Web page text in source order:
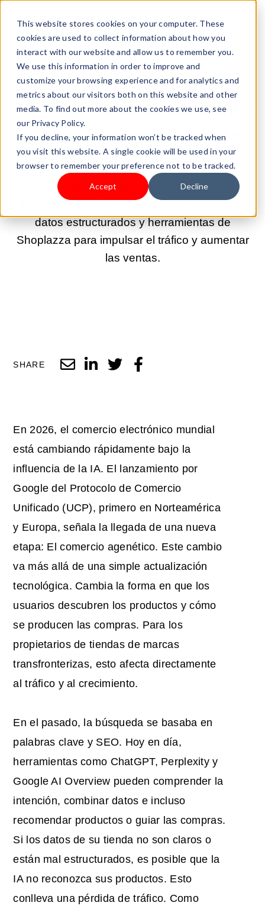
This website stores cookies on your computer. These
cookies are used to collect information about how you
interact with our website and allow us to remember you.
We use this information in order to improve and
customize your browsing experience and for analytics and
metrics about our visitors both on this website and other
media. To find out more about the cookies we use, see
our Privacy Policy.
If you decline, your information won’t be tracked when
you visit this website. A single cookie will be used in your
browser to remember your preference not to be tracked.
Accept Decline
20-MAR-2026 9:00:02 |CONSEGUIR MÁS TRÁFICO
Agentic Commerce: Cómo
tu tienda capta el tráfico
de búsquedas con IA
Aprenda a optimizar su tienda para la
datos estructurados y herramientas de
Shoplazza para impulsar el tráfico y aumentar
las ventas.
SHARE
En 2026, el comercio electrónico mundial
está cambiando rápidamente bajo la
influencia de la IA. El lanzamiento por
Google del Protocolo de Comercio
Unificado (UCP), primero en Norteamérica
y Europa, señala la llegada de una nueva
etapa: El comercio agenético. Este cambio
va más allá de una simple actualización
tecnológica. Cambia la forma en que los
usuarios descubren los productos y cómo
se producen las compras. Para los
propietarios de tiendas de marcas
transfronterizas, esto afecta directamente
al tráfico y al crecimiento.
En el pasado, la búsqueda se basaba en
palabras clave y SEO. Hoy en día,
herramientas como ChatGPT, Perplexity y
Google AI Overview pueden comprender la
intención, combinar datos e incluso
recomendar productos o guiar las compras.
Si los datos de su tienda no son claros o
están mal estructurados, es posible que la
IA no reconozca sus productos. Esto
conlleva una pérdida de tráfico. Como